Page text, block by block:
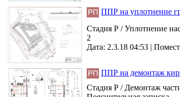
ППР на уплотнение
Стадия Р / Уплотнение
2
Дата: 2.3.18 04:53 |
ППР на демонтаж
Стадия Р / Демонтаж